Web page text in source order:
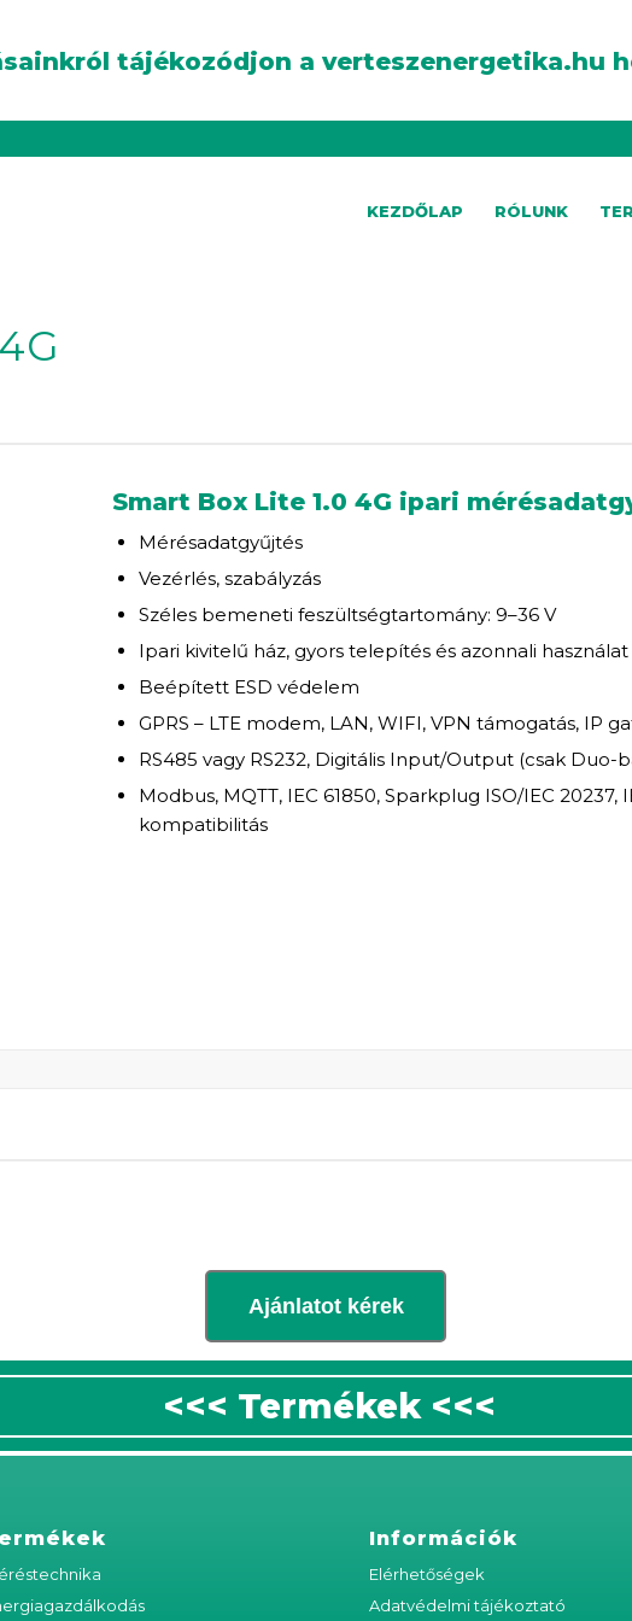
tájékozódjon a verteszenergetika.hu
KEZDŐLAP RÓLUNK
Smart Box Lite 1.0 4G ipari
Mérésadatgyűjtés
Vezérlés, szabályzás
Széles bemeneti feszültségtartomány: 9–36 V
Ipari kivitelű ház, gyors telepítés és azonnali használat
Beépített ESD védelem
GPRS – LTE modem, LAN, WIFI, VPN támogatás, IP
RS485 vagy RS232, Digitális Input/Output (csak Duo-
Modbus, MQTT, IEC 61850, Sparkplug ISO/IEC 20237,
kompatibilitás
Ajánlatot kérek
<<< Termékek <<<
Információk
Elérhetőségek
Adatvédelmi tájékoztató